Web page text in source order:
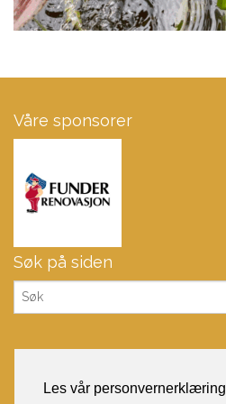
Les vår personvernerklæring
Våre sponsorer
Søk på siden